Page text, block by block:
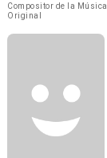
Compositor de la Música
Original